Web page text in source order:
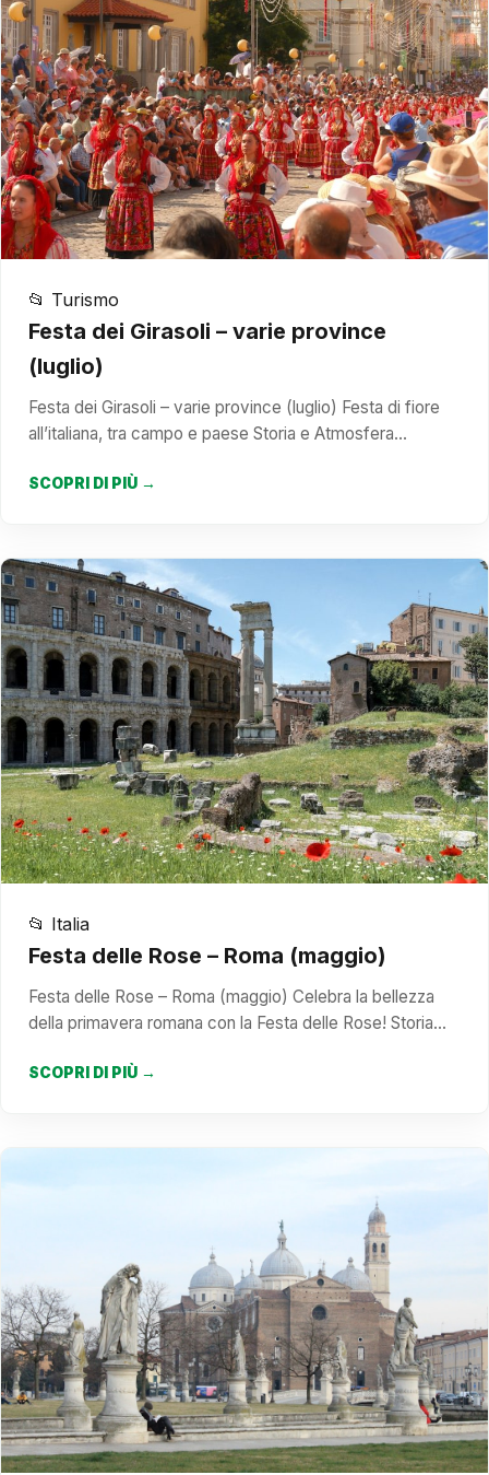
📂 Turismo
Festa dei Girasoli – varie province
(luglio)
Festa dei Girasoli – varie province (luglio) Festa di fiore
all’italiana, tra campo e paese Storia e Atmosfera…
SCOPRI DI PIÙ →
📂 Italia
Festa delle Rose – Roma (maggio)
Festa delle Rose – Roma (maggio) Celebra la bellezza
della primavera romana con la Festa delle Rose! Storia…
SCOPRI DI PIÙ →